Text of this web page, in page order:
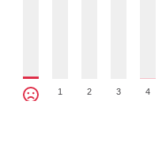
1 2 3 4